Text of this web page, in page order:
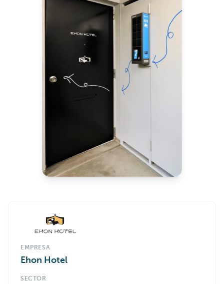
EMPRESA
Ehon Hotel
SECTOR